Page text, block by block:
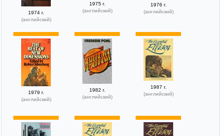
1974 г.
(английский)
1975 г.
(английский)
1976 г.
(английский)
1979 г.
(английский)
1982 г.
(английский)
1987 г.
(английский)